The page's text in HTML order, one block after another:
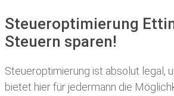
Steueroptimierung
Steuern sparen!
Steueroptimierung ist absolut legal,
bietet hier für jedermann die